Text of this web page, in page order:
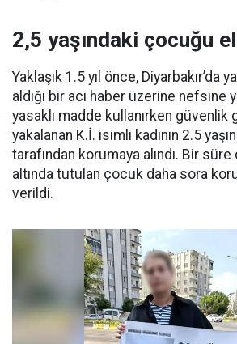
2,5 yaşındaki çocuğu
Yaklaşık 1.5 yıl önce, Diyarbakır’da
aldığı bir acı haber üzerine nefsine
yasaklı madde kullanırken güvenlik
yakalanan K.İ. isimli kadının 2.5
tarafından korumaya alındı. Bir
altında tutulan çocuk daha sora
verildi.